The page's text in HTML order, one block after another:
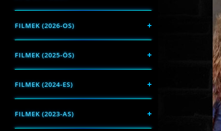
FILMEK (2026-OS)
FILMEK (2025-ÖS)
FILMEK (2024-ES)
FILMEK (2023-AS)